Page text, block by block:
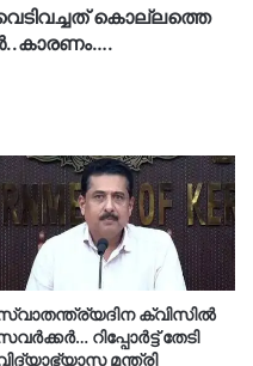
കൊല്ലത്തെ
ക്വിസിൽ
റിപ്പോർട്ട് തേടി
മന്ത്രി